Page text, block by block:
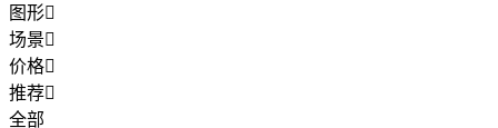
图形
场景
价格
推荐
全部